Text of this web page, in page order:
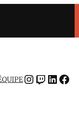
INSTAGRAMTWITCH LINKEDIN FACEBOOK